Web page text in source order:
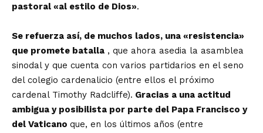
pastoral «al estilo de Dios».
Se refuerza así, de muchos lados, una «resistencia»
que promete batalla , que ahora asedia la asamblea
sinodal y que cuenta con varios partidarios en el seno
del colegio cardenalicio (entre ellos el próximo
cardenal Timothy Radcliffe). Gracias a una actitud
ambigua y posibilista por parte del Papa Francisco y
del Vaticano que, en los últimos años (entre